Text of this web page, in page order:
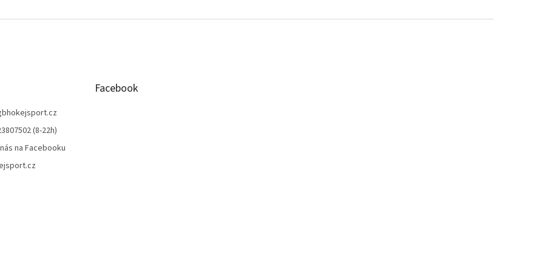
(8-22h)
na Facebooku
Facebook